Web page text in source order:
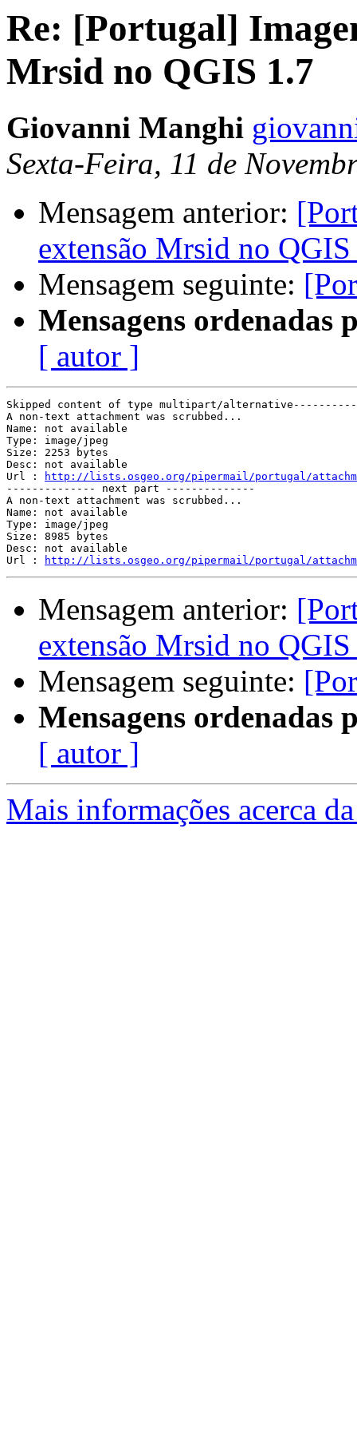
Re: [Portugal]
Mrsid no QGIS 1.7
Giovanni Manghi
Sexta-Feira, 11 de
Mensagem anterior:
extensão Mrsid no
Mensagem seguinte:
Mensagens ordenadas
[ autor ]
Skipped content of type multipart/
A non-text attachment was scrubbed...
Name: not available
Type: image/jpeg
Size: 2253 bytes
Desc: not available
Url :
http://lists.osgeo.org/pipermail/portugal/
-------------- next part --------------
A non-text attachment was scrubbed...
Name: not available
Type: image/jpeg
Size: 8985 bytes
Desc: not available
Url :
http://lists.osgeo.org/pipermail/portugal/
Mensagem anterior:
extensão Mrsid no
Mensagem seguinte:
Mensagens ordenadas
[ autor ]
Mais informações acerca